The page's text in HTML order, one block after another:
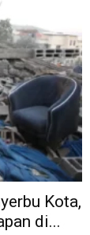
Kota,
di...